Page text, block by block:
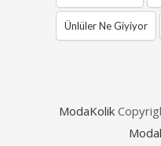
Ünlüler Ne Giyiyor
ModaKolik